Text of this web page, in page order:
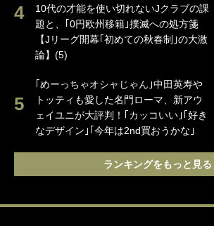
10代の才能を使い切れないJクラブの課
題と、｢0円欧州移籍｣撲滅への処方箋
【Jリーグ開幕｢初めての秋春制｣の大激
論】(5)
｢めーっちゃオシャじゃん｣中田英寿や
トッティも愛した名門ローマ、新アウ
ェイユニが大評判！｢カッコいい｣｢好き
なデザイン｣｢今年は2nd買おうかな｣
ランキングをもっと見る